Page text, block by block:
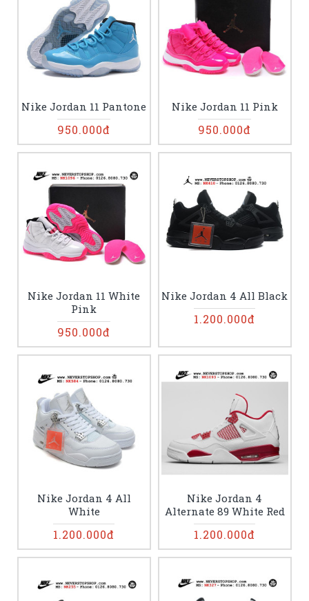
Nike Jordan 11 Pantone
950.000đ
Nike Jordan 11 Pink
950.000đ
Nike Jordan 11 White
Pink
950.000đ
Nike Jordan 4 All Black
1.200.000đ
Nike Jordan 4 All
White
1.200.000đ
Nike Jordan 4
Alternate 89 White Red
1.200.000đ